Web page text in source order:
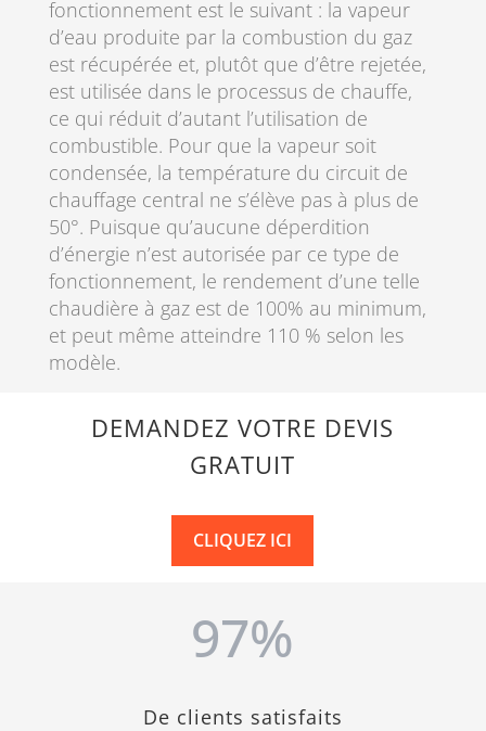
fonctionnement est le suivant : la vapeur
d’eau produite par la combustion du gaz
est récupérée et, plutôt que d’être rejetée,
est utilisée dans le processus de chauffe,
ce qui réduit d’autant l’utilisation de
combustible. Pour que la vapeur soit
condensée, la température du circuit de
chauffage central ne s’élève pas à plus de
50°. Puisque qu’aucune déperdition
d’énergie n’est autorisée par ce type de
fonctionnement, le rendement d’une telle
chaudière à gaz est de 100% au minimum,
et peut même atteindre 110 % selon les
modèle.
DEMANDEZ VOTRE DEVIS
GRATUIT
CLIQUEZ ICI
97%
De clients satisfaits